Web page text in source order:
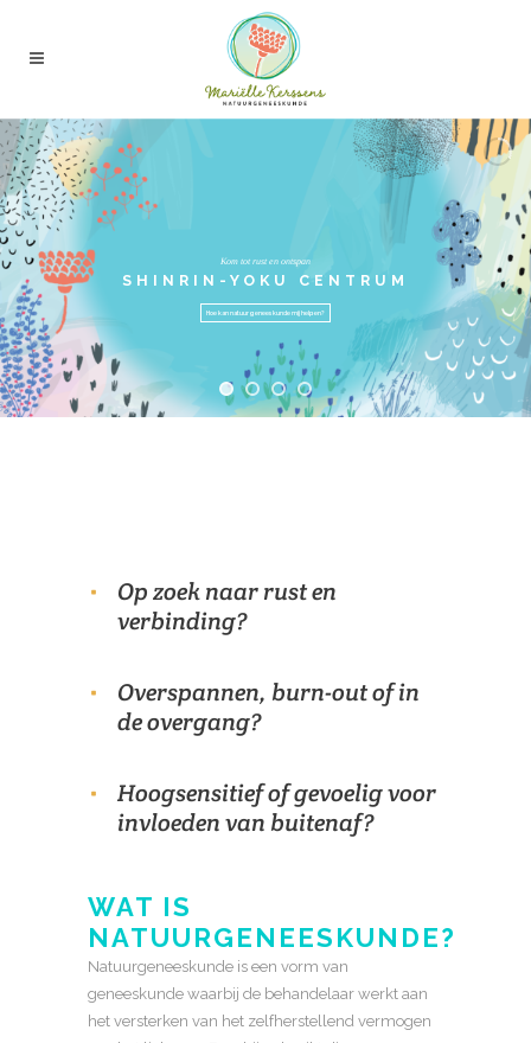
Hoe kan natuurgeneeskunde mij helpen?
SHINRIN-YOKU CENTRUM
Kom tot rust en ontspan
Op zoek naar rust en
verbinding?
Overspannen, burn-out of in
de overgang?
Hoogsensitief of gevoelig voor
invloeden van buitenaf?
WAT IS
NATUURGENEESKUNDE?
Natuurgeneeskunde is een vorm van
geneeskunde waarbij de behandelaar werkt aan
het versterken van het zelfherstellend vermogen